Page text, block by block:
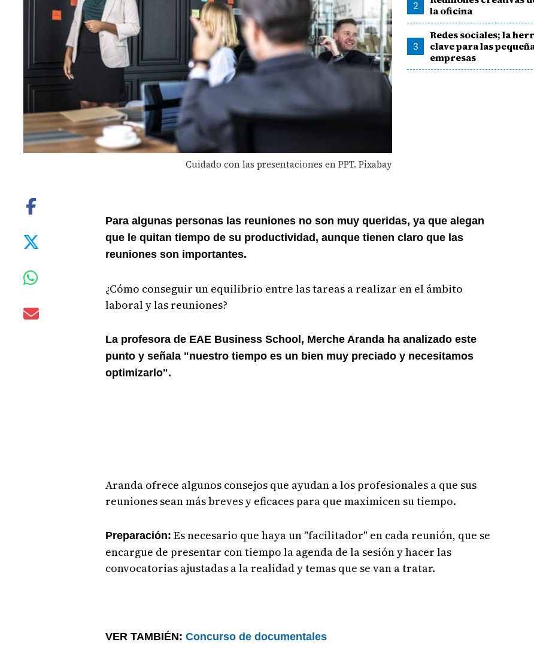
Cuidado con las presentaciones en PPT. Pixabay
2
la oficina
3
Redes sociales; la
clave para las
empresas
Para algunas personas las reuniones no son muy queridas, ya que alegan
que le quitan tiempo de su productividad, aunque tienen claro que las
reuniones son importantes.
¿Cómo conseguir un equilibrio entre las tareas a realizar en el ámbito
laboral y las reuniones?
La profesora de EAE Business School, Merche Aranda ha analizado este
punto y señala "nuestro tiempo es un bien muy preciado y necesitamos
optimizarlo".
Aranda ofrece algunos consejos que ayudan a los profesionales a que sus
reuniones sean más breves y eficaces para que maximicen su tiempo.
Preparación: Es necesario que haya un "facilitador" en cada reunión, que se
encargue de presentar con tiempo la agenda de la sesión y hacer las
convocatorias ajustadas a la realidad y temas que se van a tratar.
VER TAMBIÉN: Concurso de documentales